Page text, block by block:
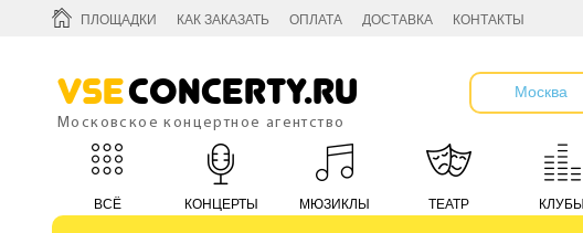
ПЛОЩАДКИ КАК ЗАКАЗАТЬ ОПЛАТА ДОСТАВКА КОНТАКТЫ
VseConcerty.ru
Московское концертное агентство
Москва
ВСЁ КОНЦЕРТЫ МЮЗИКЛЫ ТЕАТР КЛУБЫ